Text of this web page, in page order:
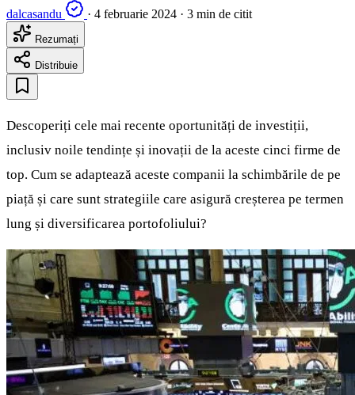
dalcasandu
· 4 februarie 2024 · 3 min de citit
Rezumați
Distribuie
Descoperiți cele mai recente oportunități de investiții,
inclusiv noile tendințe și inovații de la aceste cinci firme de
top. Cum se adaptează aceste companii la schimbările de pe
piață și care sunt strategiile care asigură creșterea pe termen
lung și diversificarea portofoliului?